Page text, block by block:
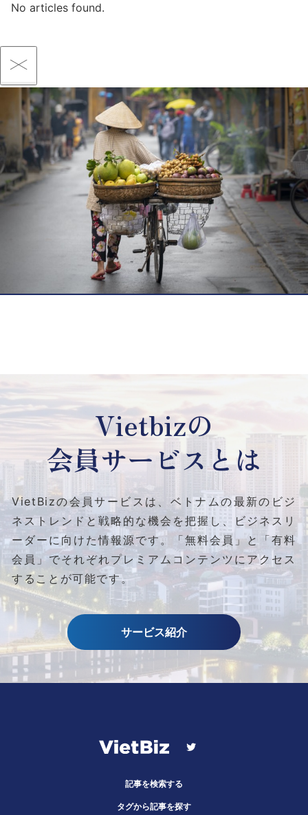
No articles found.
Vietbizの
会員サービスとは
VietBizの会員サービスは、ベトナムの最新のビジ
ネストレンドと戦略的な機会を把握し、ビジネスリ
ーダーに向けた情報源です。
「無料会員」と「有料
会員」でそれぞれプレミアムコンテンツにアクセス
することが可能です。
サービス紹介
記事を検索する
タグから記事を探す